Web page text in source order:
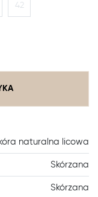
42
naturalna licowa
Skórzana
Skórzana